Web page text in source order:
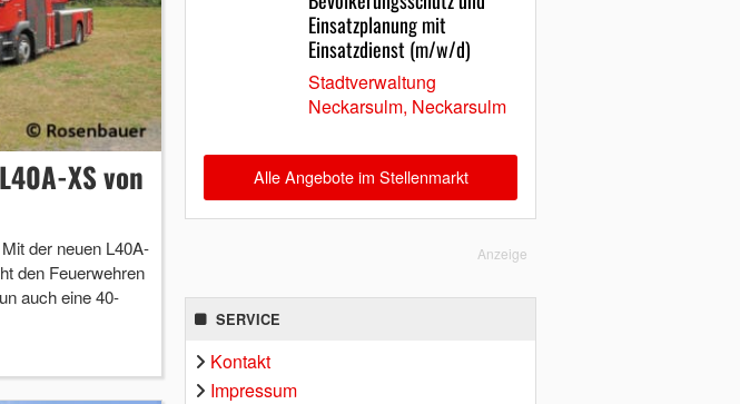
XS von
der neuen L40A-
den Feuerwehren
auch eine 40-
Einsatzplanung mit
Einsatzdienst (m/w/d)
Stadtverwaltung
Neckarsulm, Neckarsulm
Alle Angebote im Stellenmarkt
Anzeige
SERVICE
Kontakt
Impressum